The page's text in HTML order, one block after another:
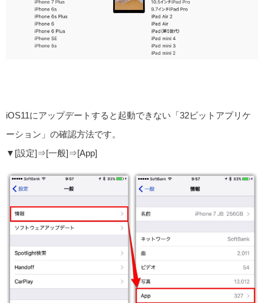
iOS11にアップデートすると起動できない「32ビットアプリケ
ーション」の確認方法です。
▼[設定]⇒[一般]⇒[App]